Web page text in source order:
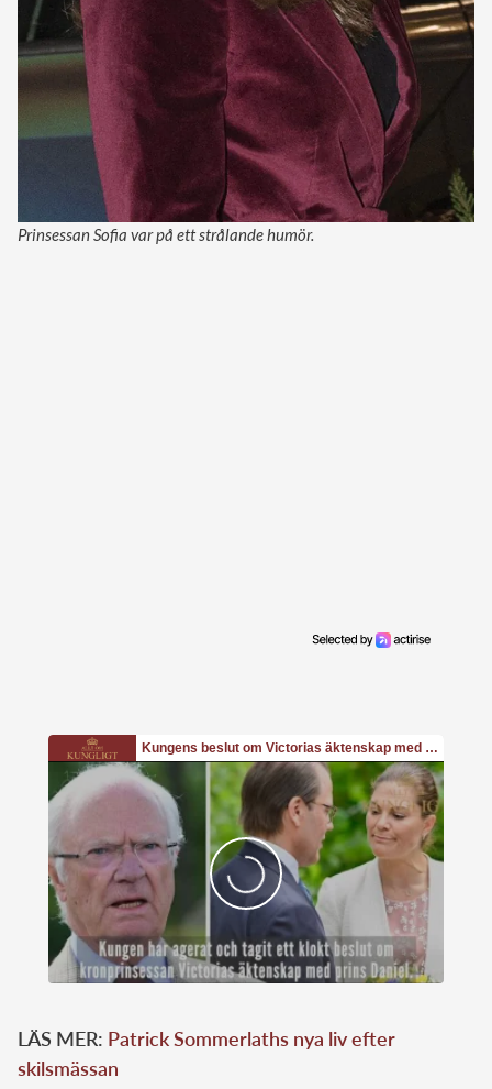
Prinsessan Sofia var på ett strålande humör.
LÄS MER: Patrick Sommerlaths nya liv efter
skilsmässan